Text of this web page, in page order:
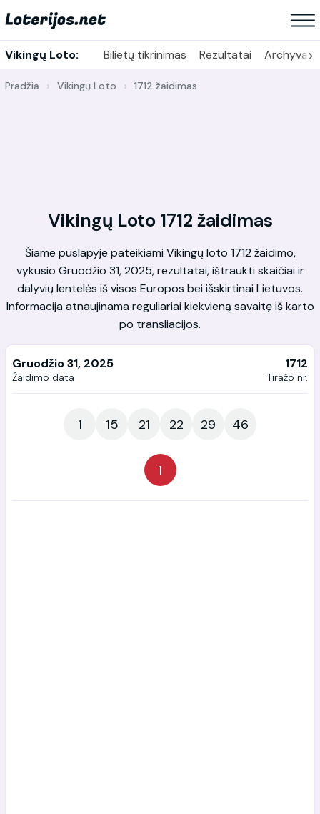
Vikingų Loto: Bilietų tikrinimas Rezultatai Archyvas
›
Pradžia Vikingų Loto 1712 žaidimas
Vikingų Loto 1712 žaidimas
Šiame puslapyje pateikiami Vikingų loto 1712 žaidimo,
vykusio Gruodžio 31, 2025, rezultatai, ištraukti skaičiai ir
dalyvių lentelės iš visos Europos bei išskirtinai Lietuvos.
Informacija atnaujinama reguliariai kiekvieną savaitę iš karto
po transliacijos.
Gruodžio 31, 2025
Žaidimo data
1712
Tiražo nr.
1 15 21 22 29 46
1